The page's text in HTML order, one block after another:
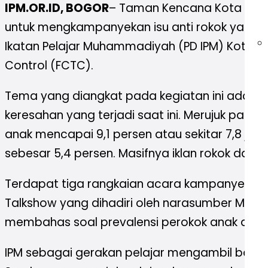
IPM.OR.ID, BOGOR– Taman Kencana Kota
untuk mengkampanyekan isu anti rokok yaitu
Ikatan Pelajar Muhammadiyah (PD IPM)
Control (FCTC).
Tema yang diangkat pada kegiatan ini adalah
keresahan yang terjadi saat ini. Merujuk pada
anak mencapai 9,1 persen atau sekitar 7,8
sebesar 5,4 persen. Masifnya iklan rokok
Terdapat tiga rangkaian acara kampanye, di
Talkshow yang dihadiri oleh narasumber
membahas soal prevalensi perokok anak di
IPM sebagai gerakan pelajar mengambil